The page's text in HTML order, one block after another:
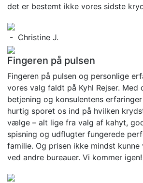
det er bestemt ikke vores sidste
- Christine J.
Fingeren på pulsen
Fingeren på pulsen og personlige
vores valg faldt på Kyhl Rejser. Med
betjening og konsulentens
hurtig sporet os ind på hvilken
vælge – alt lige fra valg af kahyt,
spisning og udflugter fungerede
familie. Og prisen ikke mindst
ved andre bureauer. Vi kommer igen!